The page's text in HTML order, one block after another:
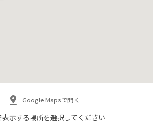
Google Mapsで開く
表示する場所を選択してください